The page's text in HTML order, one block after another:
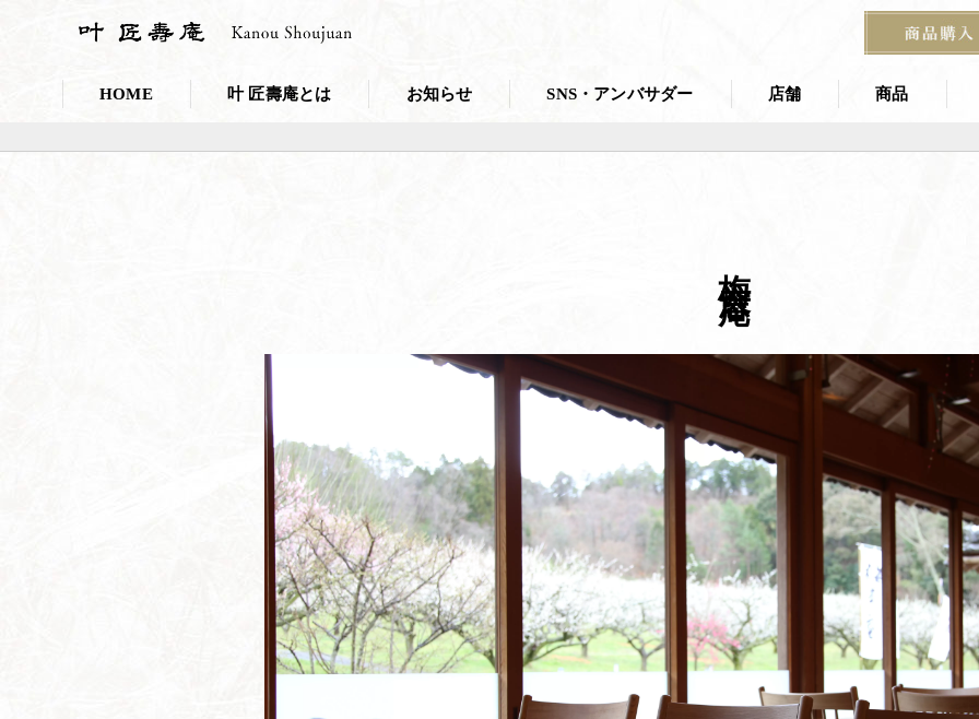
HOME 叶 匠壽庵とは
100年の里山づくり
お知らせ SNS・アンバサダー 店舗 商品